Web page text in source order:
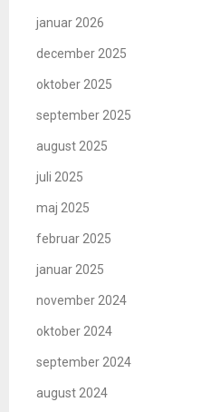
januar 2026
december 2025
oktober 2025
september 2025
august 2025
juli 2025
maj 2025
februar 2025
januar 2025
november 2024
oktober 2024
september 2024
august 2024